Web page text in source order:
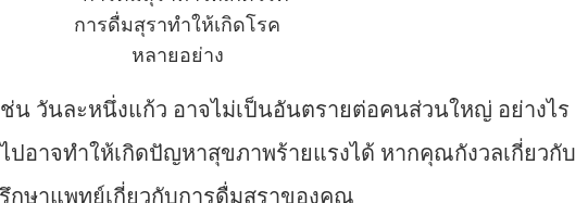
การดื่มสุราทำให้เกิดโรค
หลายอย่าง
ช่น วันละหนึ่งแก้ว อาจไม่เป็นอันตรายต่อคนส่วนใหญ่ อย่างไร
ปอาจทำให้เกิดปัญหาสุขภาพร้ายแรงได้ หากคุณกังวลเกี่ยวกับ